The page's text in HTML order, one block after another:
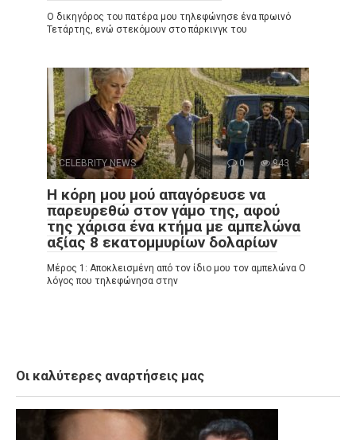
Ο δικηγόρος του πατέρα μου τηλεφώνησε ένα πρωινό
Τετάρτης, ενώ στεκόμουν στο πάρκινγκ του
CELEBRITY NEWS 0 943
Η κόρη μου μού απαγόρευσε να
παρευρεθώ στον γάμο της, αφού
της χάρισα ένα κτήμα με αμπελώνα
αξίας 8 εκατομμυρίων δολαρίων
Μέρος 1: Αποκλεισμένη από τον ίδιο μου τον αμπελώνα Ο
λόγος που τηλεφώνησα στην
Οι καλύτερες αναρτήσεις μας